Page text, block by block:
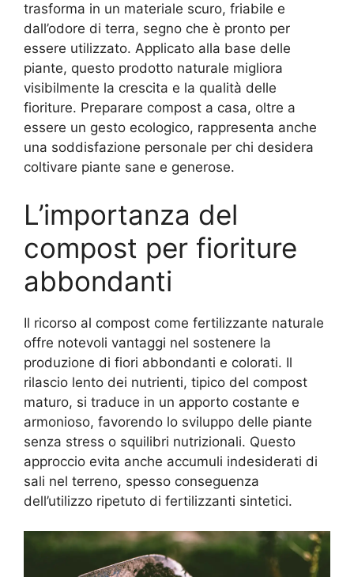
trasforma in un materiale scuro, friabile e
dall’odore di terra, segno che è pronto per
essere utilizzato. Applicato alla base delle
piante, questo prodotto naturale migliora
visibilmente la crescita e la qualità delle
fioriture. Preparare compost a casa, oltre a
essere un gesto ecologico, rappresenta anche
una soddisfazione personale per chi desidera
coltivare piante sane e generose.
L’importanza del
compost per fioriture
abbondanti
Il ricorso al compost come fertilizzante naturale
offre notevoli vantaggi nel sostenere la
produzione di fiori abbondanti e colorati. Il
rilascio lento dei nutrienti, tipico del compost
maturo, si traduce in un apporto costante e
armonioso, favorendo lo sviluppo delle piante
senza stress o squilibri nutrizionali. Questo
approccio evita anche accumuli indesiderati di
sali nel terreno, spesso conseguenza
dell’utilizzo ripetuto di fertilizzanti sintetici.